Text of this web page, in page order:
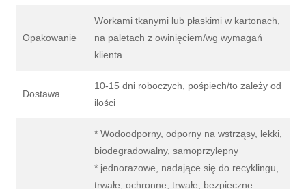
Opakowanie
Workami tkanymi lub płaskimi w kartonach,
na paletach z owinięciem/wg wymagań
klienta
Dostawa
10-15 dni roboczych, pośpiech/to zależy od
ilości
* Wodoodporny, odporny na wstrząsy, lekki,
biodegradowalny, samoprzylepny
* jednorazowe, nadające się do recyklingu,
trwałe, ochronne, trwałe, bezpieczne